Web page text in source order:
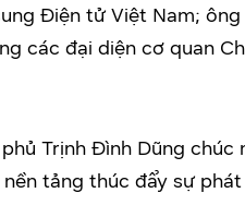
Điện tử Việt Nam;
các đại diện cơ quan
Trịnh Đình Dũng
tảng thúc đẩy sự